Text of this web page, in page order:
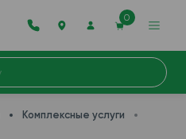
0
Комплексные услуги